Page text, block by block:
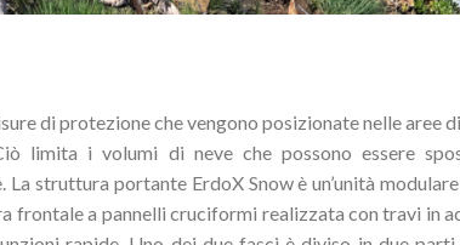
di protezione che vengono posizionate nelle aree
limita i volumi di neve che possono essere
struttura portante ErdoX Snow è un’unità
frontale a pannelli cruciformi realizzata con travi in